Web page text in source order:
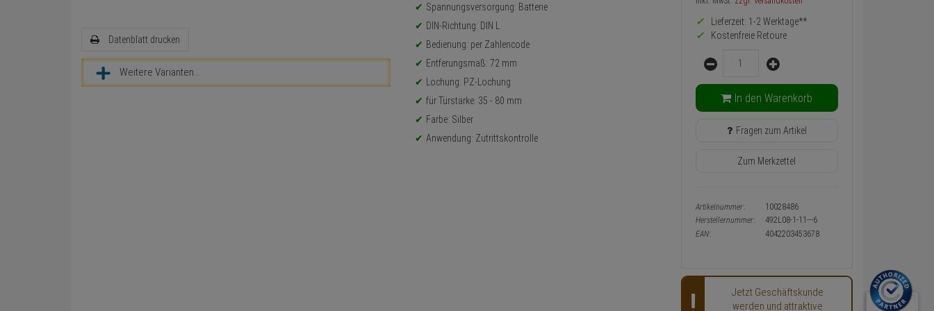
Datenblatt drucken
Weitere Varianten...
Spannungsversorgung: Batterie
DIN-Richtung: DIN L
Bedienung: per Zahlencode
Entferungsmaß: 72 mm
Lochung: PZ-Lochung
für Türstärke: 35 - 80 mm
Farbe: Silber
Anwendung: Zutrittskontrolle
und
Warenkorb-
Konfigurieren-
Button
Lieferzeit: 1-2 Werktage**
Kostenfreie Retoure
Menge
In den Warenkorb
Fragen zum Artikel
Zum Merkzettel
Artikelnummer:
10028486
Herstellernummer:
492L08-1-11---6
EAN:
4042203453678
Jetzt Geschäftskunde
werden und attraktive